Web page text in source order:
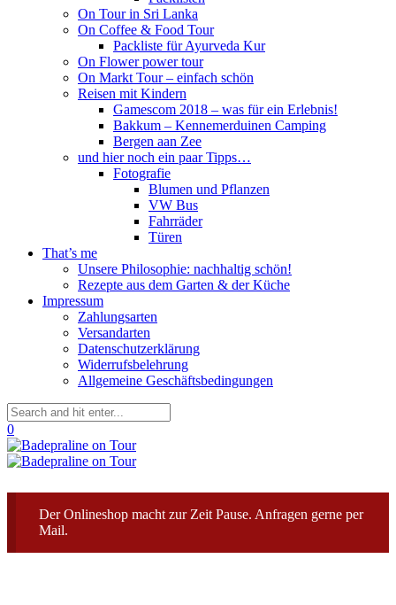
On Tour in Sri Lanka
On Coffee & Food Tour
Packliste für Ayurveda Kur
On Flower power tour
On Markt Tour – einfach schön
Reisen mit Kindern
Gamescom 2018 – was für ein Erlebnis!
Bakkum – Kennemerduinen Camping
Bergen aan Zee
und hier noch ein paar Tipps…
Fotografie
Blumen und Pflanzen
VW Bus
Fahrräder
Türen
That’s me
Unsere Philosophie: nachhaltig schön!
Rezepte aus dem Garten & der Küche
Impressum
Zahlungsarten
Versandarten
Datenschutzerklärung
Widerrufsbelehrung
Allgemeine Geschäftsbedingungen
0
Der Onlineshop macht zur Zeit Pause. Anfragen gerne per
Mail.